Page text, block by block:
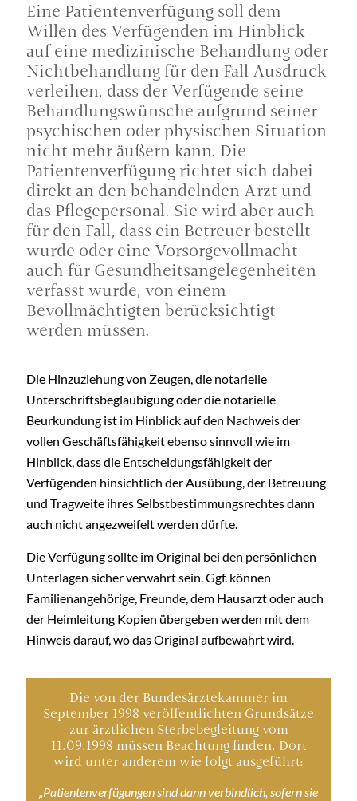
Eine Patientenverfügung soll dem
Willen des Verfügenden im Hinblick
auf eine medizinische Behandlung oder
Nichtbehandlung für den Fall Ausdruck
verleihen, dass der Verfügende seine
Behandlungswünsche aufgrund seiner
psychischen oder physischen Situation
nicht mehr äußern kann. Die
Patientenverfügung richtet sich dabei
direkt an den behandelnden Arzt und
das Pflegepersonal. Sie wird aber auch
für den Fall, dass ein Betreuer bestellt
wurde oder eine Vorsorgevollmacht
auch für Gesundheitsangelegenheiten
verfasst wurde, von einem
Bevollmächtigten berücksichtigt
werden müssen.
Die Hinzuziehung von Zeugen, die notarielle
Unterschriftsbeglaubigung oder die notarielle
Beurkundung ist im Hinblick auf den Nachweis der
vollen Geschäftsfähigkeit ebenso sinnvoll wie im
Hinblick, dass die Entscheidungsfähigkeit der
Verfügenden hinsichtlich der Ausübung, der Betreuung
und Tragweite ihres Selbstbestimmungsrechtes dann
auch nicht angezweifelt werden dürfte.
Die Verfügung sollte im Original bei den persönlichen
Unterlagen sicher verwahrt sein. Ggf. können
Familienangehörige, Freunde, dem Hausarzt oder auch
der Heimleitung Kopien übergeben werden mit dem
Hinweis darauf, wo das Original aufbewahrt wird.
Die von der Bundesärztekammer im
September 1998 veröffentlichten Grundsätze
zur ärztlichen Sterbebegleitung vom
11.09.1998 müssen Beachtung finden. Dort
wird unter anderem wie folgt ausgeführt:
„Patientenverfügungen sind dann verbindlich, sofern sie